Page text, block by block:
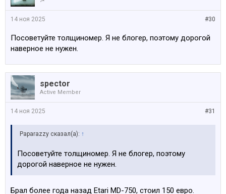
#30
14 ноя 2025
Посоветуйте толщиномер. Я не блогер, поэтому дорогой
наверное не нужен.
spector
Active Member
#31
14 ноя 2025
Paparazzy сказал(а): ↑
Посоветуйте толщиномер. Я не блогер, поэтому
дорогой наверное не нужен.
Брал более года назад Etari MD-750, стоил 150 евро.